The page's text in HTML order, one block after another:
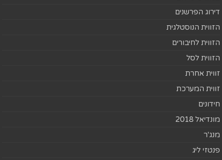
דירוג הפרשנים
הזווית הנוסטלגית
הזווית לחיבורים
הזווית לסל
זווית אחרת
זווית המערכת
חידונים
מונדיאל 2018
מנג'ר
פנטזי ליג